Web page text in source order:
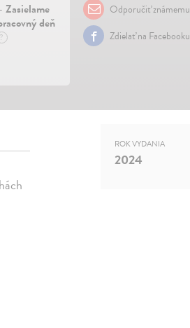
Zasielame
deň
?
Odporučiť známemu
Zdielať na Facebooku
ROK VYDANIA
2024